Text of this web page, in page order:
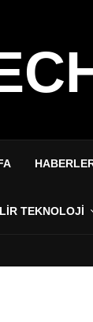
TEKNOLOJI